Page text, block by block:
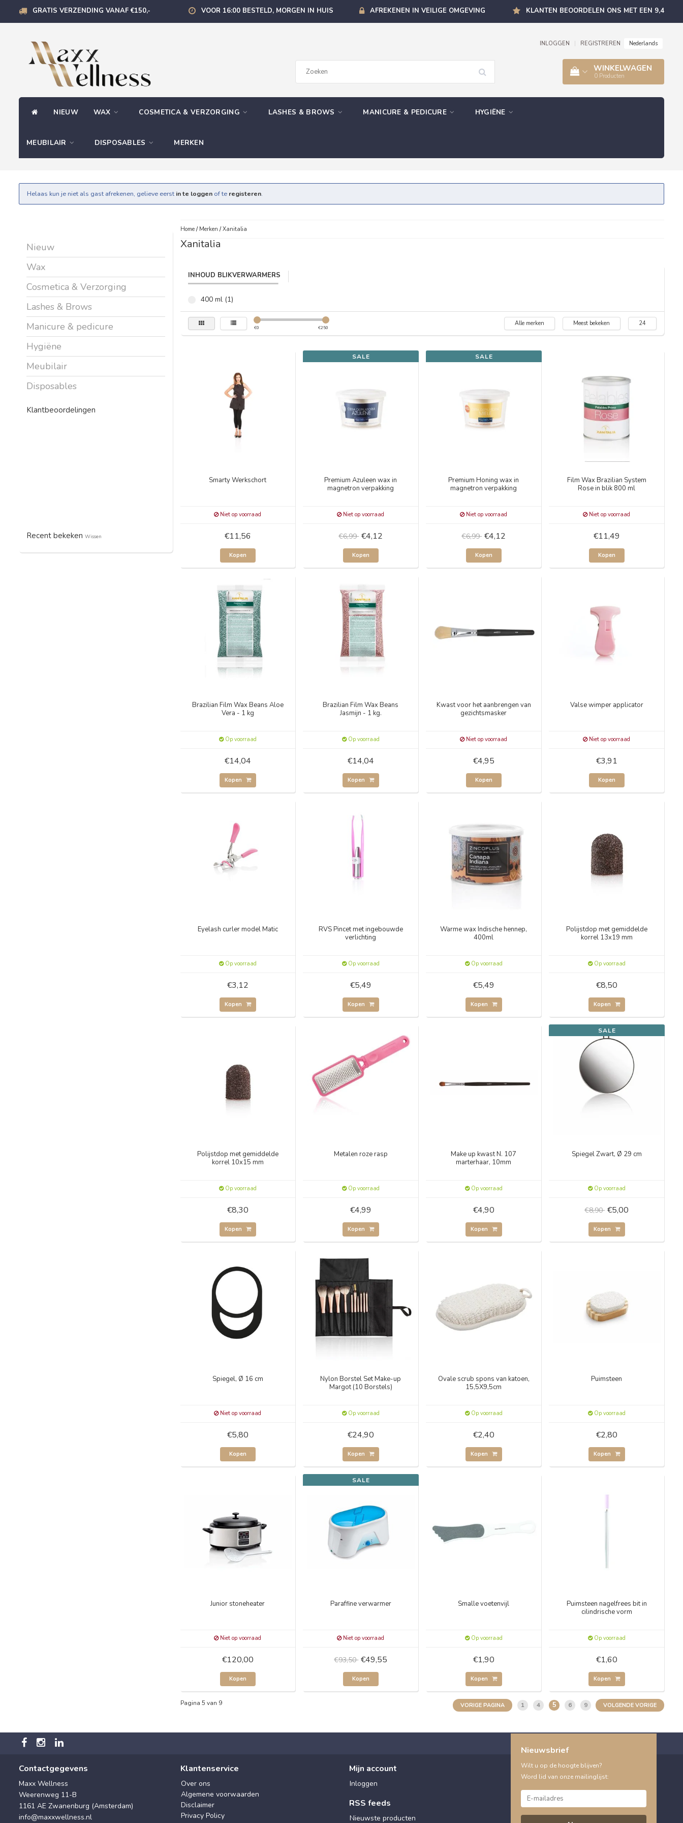
GRATIS VERZENDING VANAF €150,- VOOR 16:00 BESTELD, MORGEN IN HUIS AFREKENEN IN VEILIGE OMGEVING KLANTEN BEOORDELEN ONS MET EEN 9,4
INLOGGEN REGISTREREN Nederlands
WINKELWAGEN
0 Producten
NIEUW WAX COSMETICA & VERZORGING LASHES & BROWS MANICURE & PEDICURE HYGIËNE
MEUBILAIR DISPOSABLES MERKEN
Helaas kun je niet als gast afrekenen, gelieve eerst in te loggen of te registeren.
Nieuw
Wax
Cosmetica & Verzorging
Lashes & Brows
Manicure & pedicure
Hygiëne
Meubilair
Disposables
Klantbeoordelingen
Recent bekeken Wissen
Home/ Merken /Xanitalia
Xanitalia
INHOUD BLIKVERWARMERS
400 ml (1)
€0 €250
Alle merken Meest bekeken 24
Smarty Werkschort
Niet op voorraad
€11,56
Kopen
SALE
Premium Azuleen wax in
magnetron verpakking
Niet op voorraad
€6,99 €4,12
Kopen
SALE
Premium Honing wax in
magnetron verpakking
Niet op voorraad
€6,99 €4,12
Kopen
Film Wax Brazilian System
Rose in blik 800 ml
Niet op voorraad
€11,49
Kopen
Brazilian Film Wax Beans Aloe
Vera - 1 kg
Op voorraad
€14,04
Kopen
Brazilian Film Wax Beans
Jasmijn - 1 kg.
Op voorraad
€14,04
Kopen
Kwast voor het aanbrengen van
gezichtsmasker
Niet op voorraad
€4,95
Kopen
Valse wimper applicator
Niet op voorraad
€3,91
Kopen
Eyelash curler model Matic
Op voorraad
€3,12
Kopen
RVS Pincet met ingebouwde
verlichting
Op voorraad
€5,49
Kopen
Warme wax Indische hennep,
400ml
Op voorraad
€5,49
Kopen
Polijstdop met gemiddelde
korrel 13x19 mm
Op voorraad
€8,50
Kopen
Polijstdop met gemiddelde
korrel 10x15 mm
Op voorraad
€8,30
Kopen
Metalen roze rasp
Op voorraad
€4,99
Kopen
Make up kwast N. 107
marterhaar, 10mm
Op voorraad
€4,90
Kopen
SALE
Spiegel Zwart, Ø 29 cm
Op voorraad
€8,90 €5,00
Kopen
Spiegel, Ø 16 cm
Niet op voorraad
€5,80
Kopen
Nylon Borstel Set Make-up
Margot (10 Borstels)
Op voorraad
€24,90
Kopen
Ovale scrub spons van katoen,
15,5X9,5cm
Op voorraad
€2,40
Kopen
Puimsteen
Op voorraad
€2,80
Kopen
Junior stoneheater
Niet op voorraad
€120,00
Kopen
SALE
Paraffine verwarmer
Niet op voorraad
€93,50 €49,55
Kopen
Smalle voetenvijl
Op voorraad
€1,90
Kopen
Puimsteen nagelfrees bit in
cilindrische vorm
Op voorraad
€1,60
Kopen
Pagina 5 van 9 VORIGE PAGINA 1 4 5 6 9 VOLGENDE VORIGE
Contactgegevens
Maxx Wellness
Weerenweg 11-B
1161 AE Zwanenburg (Amsterdam)
info@maxxwellness.nl
Klantenservice
Over ons
Algemene voorwaarden
Disclaimer
Privacy Policy
Mijn account
Inloggen
RSS feeds
Nieuwste producten
Nieuwsbrief
Wilt u op de hoogte blijven?
Word lid van onze mailinglijst: